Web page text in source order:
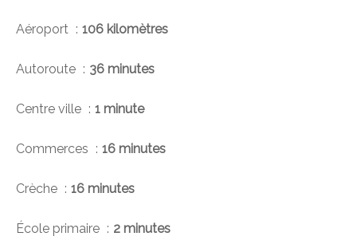
Aéroport 106 kilomètres
Autoroute 36 minutes
Centre ville 1 minute
Commerces 16 minutes
Crèche 16 minutes
École primaire 2 minutes